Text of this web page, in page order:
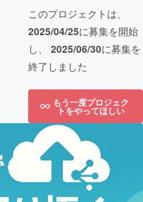
このプロジェクトは、
2025/04/25に募集を開始
し、 2025/06/30に募集を
終了しました
もう一度プロジェク
トをやってほしい